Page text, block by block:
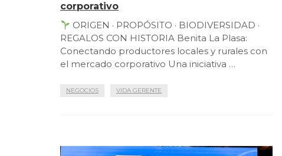
corporativo
ORIGEN · PROPÓSITO · BIODIVERSIDAD ·
REGALOS CON HISTORIA Benita La Plasa:
Conectando productores locales y rurales con
el mercado corporativo Una iniciativa …
NEGOCIOS VIDA GERENTE